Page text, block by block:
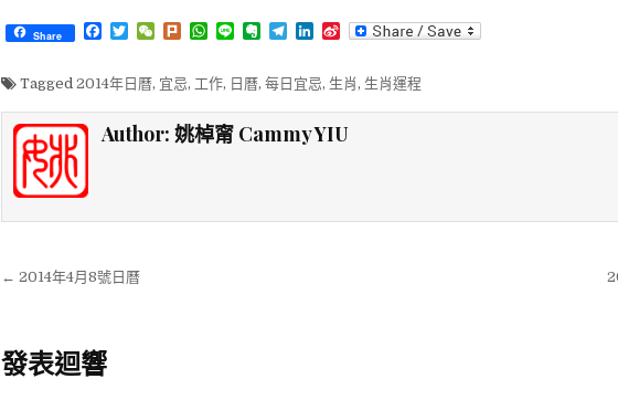
Share
F
e
o
T
t
e
r
W
h
P
r
W
t
A
p
e
E
r
t
T
e
a
L
k
I
a
i
Tagged2014年日曆, 宜忌, 工作, 日曆,每日宜忌, 生肖, 生肖運程
Author: 姚棹甯 Cammy YIU
文章導覽
← 2014年4月8號日曆
發表迴響